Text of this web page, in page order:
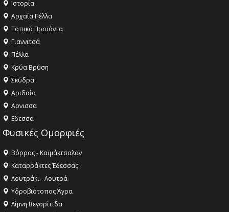
Ιστορία
Αρχαία Πέλλα
Τοπικά Προϊόντα
Γιαννιτσά
Πέλλα
Κρύα Βρύση
Σκύδρα
Αριδαία
Aρνισσα
Eδεσσα
Φυσικές Ομορφιές
Βόρρας - Καϊμάκτσαλαν
Καταρράκτες Έδεσσας
Λουτράκι - Λουτρά
Υδροβιότοπος Άγρα
Λίμνη Βεγορίτιδα